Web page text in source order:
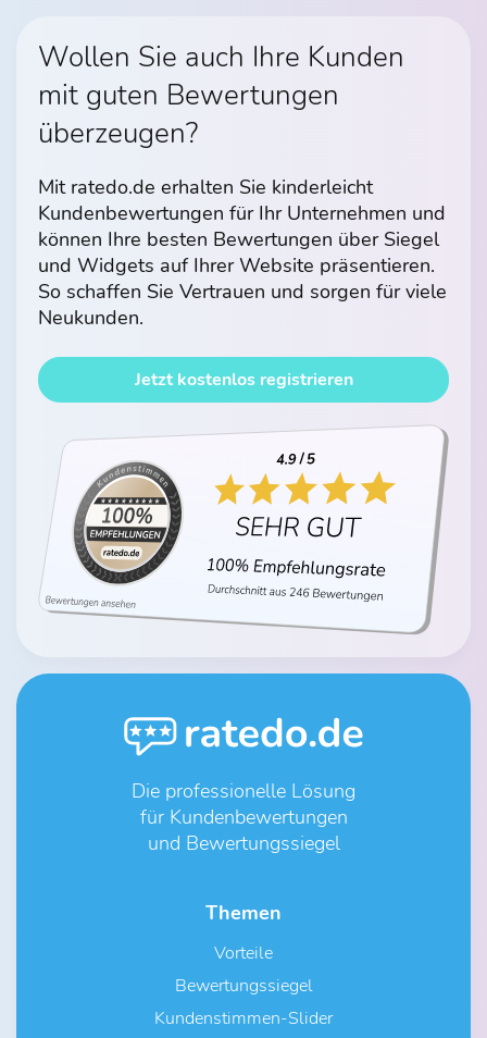
Wollen Sie auch Ihre Kunden
mit guten Bewertungen
überzeugen?
Mit ratedo.de erhalten Sie kinderleicht
Kundenbewertungen für Ihr Unternehmen und
können Ihre besten Bewertungen über Siegel
und Widgets auf Ihrer Website präsentieren.
So schaffen Sie Vertrauen und sorgen für viele
Neukunden.
Jetzt kostenlos registrieren
Die professionelle Lösung
für Kundenbewertungen
und Bewertungssiegel
Themen
Vorteile
Bewertungssiegel
Kundenstimmen-Slider